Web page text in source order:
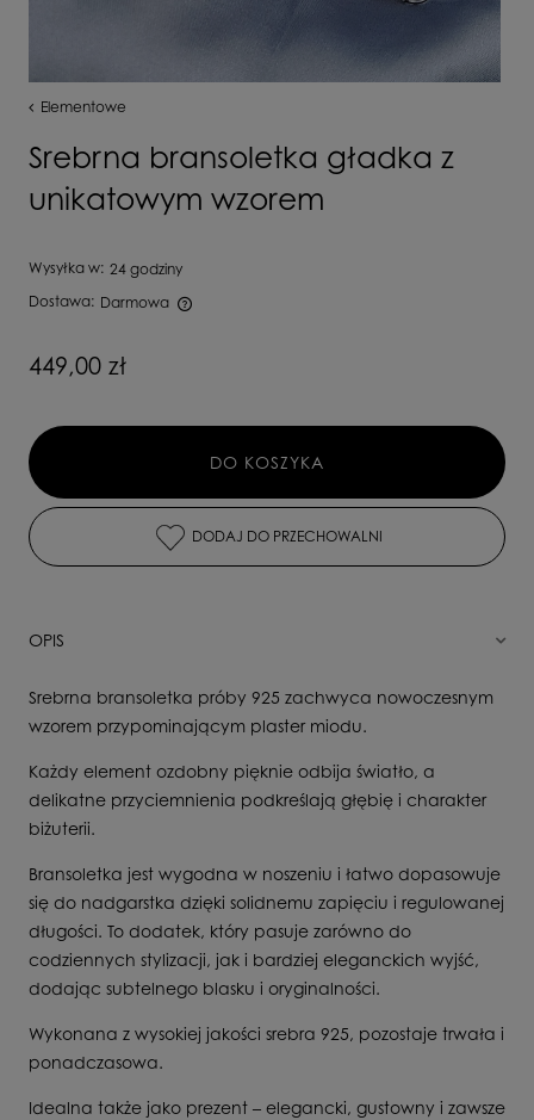
Elementowe
Srebrna bransoletka gładka z
unikatowym wzorem
Wysyłka w: 24 godziny
Dostawa: Darmowa
449,00 zł
DO KOSZYKA
DODAJ DO PRZECHOWALNI
OPIS
Srebrna bransoletka próby 925 zachwyca nowoczesnym
wzorem przypominającym plaster miodu.
Każdy element ozdobny pięknie odbija światło, a
delikatne przyciemnienia podkreślają głębię i charakter
biżuterii.
Bransoletka jest wygodna w noszeniu i łatwo dopasowuje
się do nadgarstka dzięki solidnemu zapięciu i regulowanej
długości. To dodatek, który pasuje zarówno do
codziennych stylizacji, jak i bardziej eleganckich wyjść,
dodając subtelnego blasku i oryginalności.
Wykonana z wysokiej jakości srebra 925, pozostaje trwała i
ponadczasowa.
Idealna także jako prezent – elegancki, gustowny i zawsze